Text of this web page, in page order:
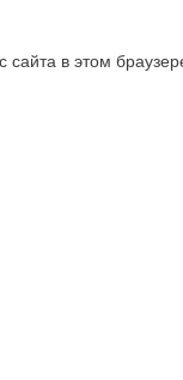
сайта в этом